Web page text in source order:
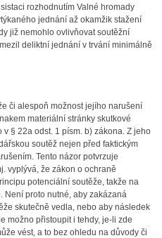
rozhodnutím Valné hromady
jednání až okamžik stažení
již nemohlo ovlivňovat soutěžní
deliktní jednání v trvání minimálně
či alespoň možnost jejího narušení
materiální stránky skutkové
§ 22a odst. 1 písm. b) zákona. Z jeho
soutěž nejen před faktickým
Tento názor potvrzuje
vyplývá, že zákon o ochraně
potenciální soutěže, takže na
Není proto nutné, aby zakázaná
skutečně vedla, nebo aby následek
možno přistoupit i tehdy, je-li zde
vést, a to bez ohledu na důvody či